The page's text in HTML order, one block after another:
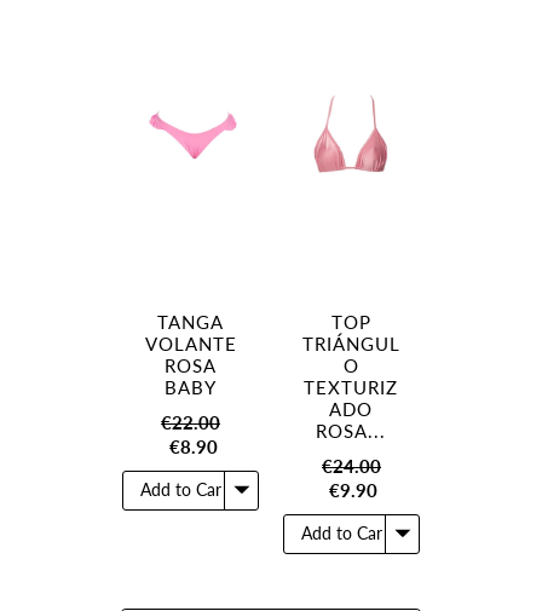
TANGA
VOLANTE
ROSA
BABY
€22.00
€8.90
TOP
TRIÁNGUL
O
TEXTURIZ
ADO
ROSA...
€24.00
€9.90